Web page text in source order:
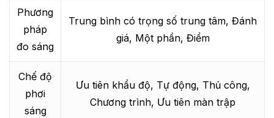
Phương
pháp
đo sáng
Trung bình có trọng số trung tâm, Đánh
giá, Một phần, Điểm
Chế độ
phơi
sáng
Ưu tiên khẩu độ, Tự động, Thủ công,
Chương trình, Ưu tiên màn trập